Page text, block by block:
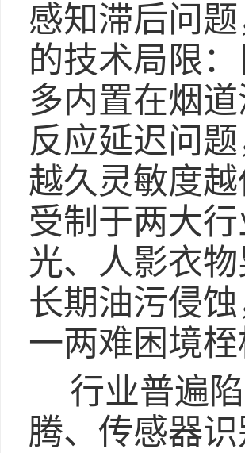
感知滞后问
的技术局限
多内置在烟
反应延迟问
越久灵敏度
受制于两大
光、人影衣
长期油污侵
一两难困境
行业普遍
腾、传感器